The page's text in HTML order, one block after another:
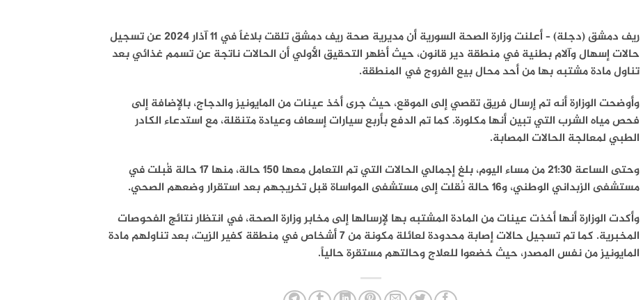
ريف دمشق (دجلة)
– أعلنت وزارة الصحة السورية أن مديرية صحة ريف دمشق تلقت بلاغاً في 11 آذار 2024 عن تسجيل
حالات إسهال وآلام بطنية في منطقة دير قانون، حيث أظهر التحقيق الأولي أن الحالات ناتجة عن تسمم غذائي بعد
تناول مادة مشتبه بها من أحد محال بيع الفروج في المنطقة.
وأوضحت الوزارة أنه تم إرسال فريق تقصي إلى الموقع، حيث جرى أخذ عينات من المايونيز والدجاج، بالإضافة إلى
فحص مياه الشرب التي تبين أنها مكلورة. كما تم الدفع بأربع سيارات إسعاف وعيادة متنقلة، مع استدعاء الكادر
الطبي لمعالجة الحالات المصابة.
وحتى الساعة 21:30 من مساء اليوم، بلغ إجمالي الحالات التي تم التعامل معها 150 حالة، منها 17 حالة قُبلت في
مستشفى الزبداني الوطني، و16 حالة نُقلت إلى مستشفى المواساة قبل تخريجهم بعد استقرار وضعهم الصحي.
وأكدت الوزارة أنها أخذت عينات من المادة المشتبه بها لإرسالها إلى مخابر وزارة الصحة، في انتظار نتائج الفحوصات
المخبرية. كما تم تسجيل حالات إصابة محدودة لعائلة مكونة من 7 أشخاص في منطقة كفير الزيت، بعد تناولهم مادة
المايونيز من نفس المصدر، حيث خضعوا للعلاج وحالتهم مستقرة حالياً.